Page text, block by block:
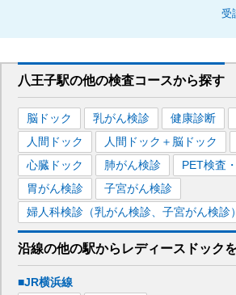
受
八王子駅の他の検査コースから探す
脳ドック 乳がん検診 健康診断
人間ドック
人間ドック＋脳ドック
心臓ドック
肺がん検診
PET検査
胃がん検診
子宮がん検診
婦人科検診（乳がん検診、子宮がん検診）
沿線の他の駅から レディースドック
■JR横浜線